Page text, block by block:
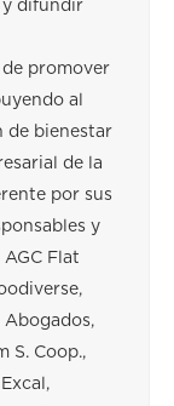
y difundir
promover
al
de bienestar
de la
por sus
y
Flat
Abogados,
S. Coop.,